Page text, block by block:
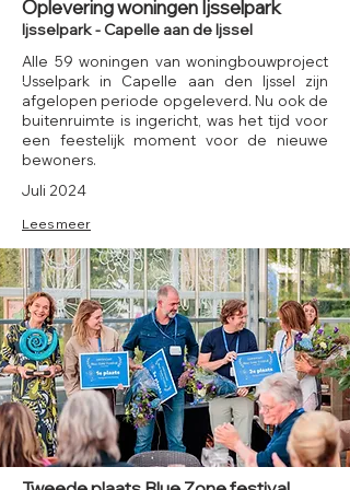
Oplevering woningen Ijsselpark
Ijsselpark - Capelle aan de Ijssel
Alle 59 woningen van woningbouwproject
IJsselpark in Capelle aan den Ijssel zijn
afgelopen periode opgeleverd. Nu ook de
buitenruimte is ingericht, was het tijd voor
een feestelijk moment voor de nieuwe
bewoners.
Juli 2024
Lees meer